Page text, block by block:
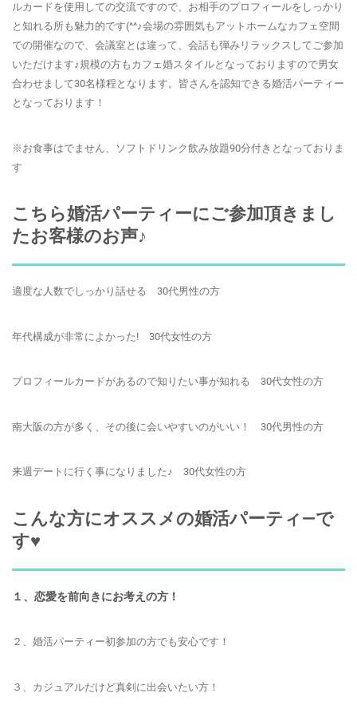
ルカードを使用しての交流ですので、お相手のプロフィールをしっかり
と知れる所も魅力的です(^^♪会場の雰囲気もアットホームなカフェ空間
での開催なので、会議室とは違って、会話も弾みリラックスしてご参加
いただけます♪規模の方もカフェ婚スタイルとなっておりますので男女
合わせまして30名様程となります。皆さんを認知できる婚活パーティー
となっております！
※お食事はでません、ソフトドリンク飲み放題90分付きとなっておりま
す
こちら婚活パーティーにご参加頂きまし
たお客様のお声♪
適度な人数でしっかり話せる 30代男性の方
年代構成が非常によかった! 30代女性の方
プロフィールカードがあるので知りたい事が知れる 30代女性の方
南大阪の方が多く、その後に会いやすいのがいい！ 30代男性の方
来週デートに行く事になりました♪ 30代女性の方
こんな方にオススメの婚活パーティ―で
す♥
１、恋愛を前向きにお考えの方！
２、婚活パーティー初参加の方でも安心です！
３、カジュアルだけど真剣に出会いたい方！